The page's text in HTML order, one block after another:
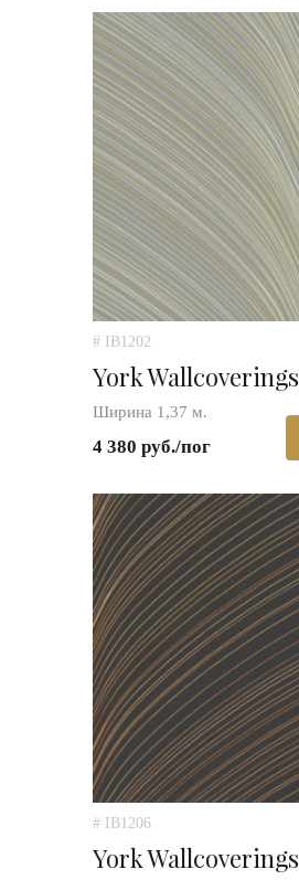
# IB1202
York Wallcoverings
Ширина 1,37 м.
4 380 руб./пог
# IB1206
York Wallcoverings